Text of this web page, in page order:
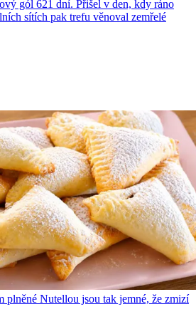
gól 621 dní. Přišel v den, kdy ráno
sítích pak trefu věnoval zemřelé
plněné Nutellou jsou tak jemné, že zmizí